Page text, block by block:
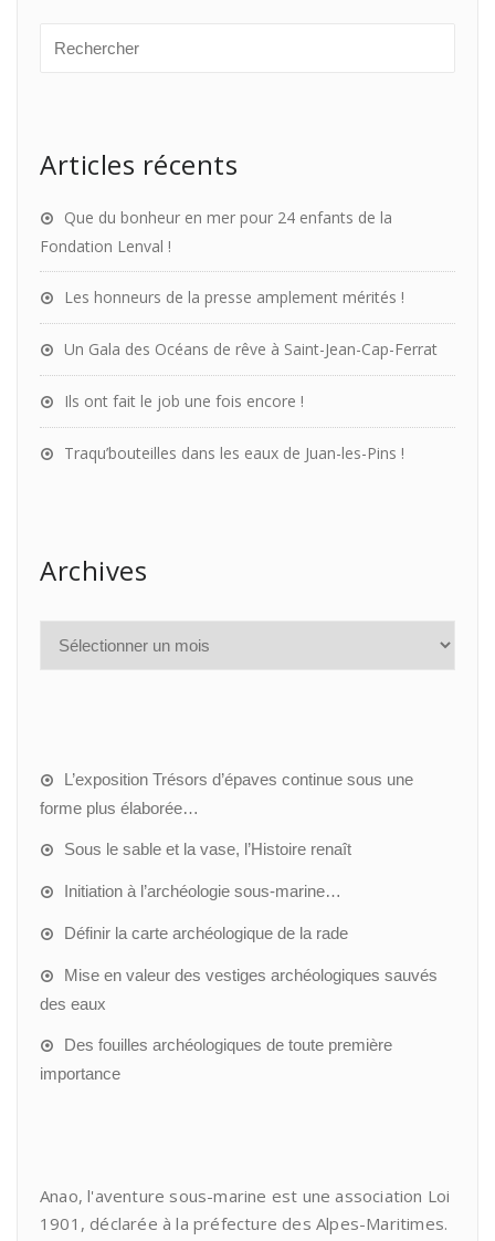
Articles récents
Que du bonheur en mer pour 24 enfants de la
Fondation Lenval !
Les honneurs de la presse amplement mérités !
Un Gala des Océans de rêve à Saint-Jean-Cap-Ferrat
Ils ont fait le job une fois encore !
Traqu’bouteilles dans les eaux de Juan-les-Pins !
Archives
L’exposition Trésors d’épaves continue sous une
forme plus élaborée…
Sous le sable et la vase, l’Histoire renaît
Initiation à l’archéologie sous-marine…
Définir la carte archéologique de la rade
Mise en valeur des vestiges archéologiques sauvés
des eaux
Des fouilles archéologiques de toute première
importance
Anao, l'aventure sous-marine est une association Loi
1901, déclarée à la préfecture des Alpes-Maritimes.